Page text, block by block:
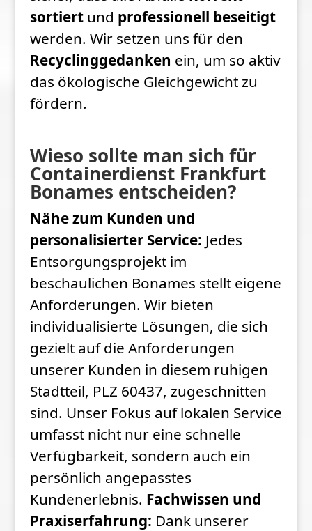
sortiertund professionell beseitigt
werden. Wir setzen uns für den
Recyclinggedanken ein, um so aktiv
das ökologische Gleichgewicht zu
fördern.
Wieso sollte man sich für
Containerdienst Frankfurt
Bonames entscheiden?
Nähe zum Kunden und
personalisierter Service: Jedes
Entsorgungsprojekt im
beschaulichen Bonames stellt eigene
Anforderungen. Wir bieten
individualisierte Lösungen, die sich
gezielt auf die Anforderungen
unserer Kunden in diesem ruhigen
Stadtteil, PLZ 60437, zugeschnitten
sind. Unser Fokus auf lokalen Service
umfasst nicht nur eine schnelle
Verfügbarkeit, sondern auch ein
persönlich angepasstes
Kundenerlebnis. Fachwissen und
Praxiserfahrung: Dank unserer